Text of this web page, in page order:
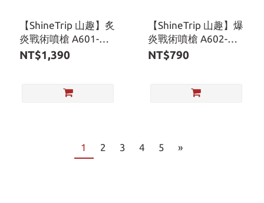
【ShineTrip 山趣】炙
炎戰術噴槍 A601-
H01 扣動板機點火
NT$1,390
【ShineTrip 山趣】爆
炎戰術噴槍 A602-
H01 旋鈕自由控火
NT$790
1 2 3 4 5 »